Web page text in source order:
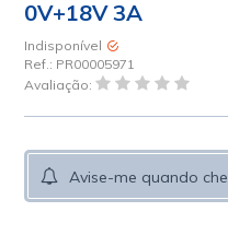
0V+18V 3A
Indisponível
Ref.: PR00005971
Avaliação:
Avise-me quando